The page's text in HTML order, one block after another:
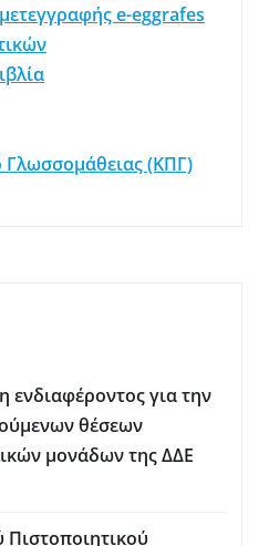
e-eggrafes
Γλωσσομάθειας (ΚΠΓ)
για την
θέσεων
μονάδων της ΔΔΕ